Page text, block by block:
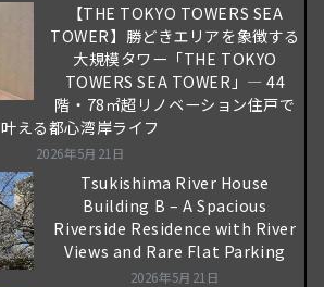
【THE TOKYO TOWERS SEA
TOWER】勝どきエリアを象徴する
大規模タワー「THE TOKYO
TOWERS SEA TOWER」― 44
階・78㎡超リノベーション住戸で
叶える都心湾岸ライフ
2026年5月21日
Tsukishima River House
Building B – A Spacious
Riverside Residence with River
Views and Rare Flat Parking
2026年5月21日